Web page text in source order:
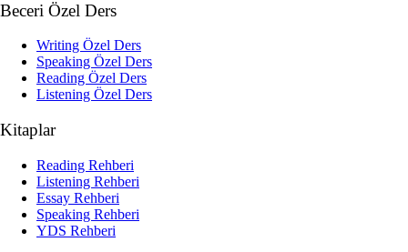
Beceri Özel Ders
Writing Özel Ders
Speaking Özel Ders
Reading Özel Ders
Listening Özel Ders
Kitaplar
Reading Rehberi
Listening Rehberi
Essay Rehberi
Speaking Rehberi
YDS Rehberi